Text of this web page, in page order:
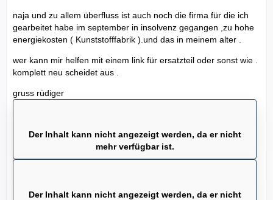
naja und zu allem überfluss ist auch noch die firma für die ich
gearbeitet habe im september in insolvenz gegangen ,zu hohe
energiekosten ( Kunststofffabrik ).und das in meinem alter .
wer kann mir helfen mit einem link für ersatzteil oder sonst wie .
komplett neu scheidet aus .
gruss rüdiger
Der Inhalt kann nicht angezeigt werden, da er nicht
mehr verfügbar ist.
Der Inhalt kann nicht angezeigt werden, da er nicht